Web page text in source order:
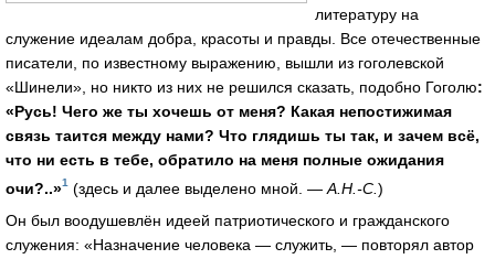
литературу на
служение идеалам добра, красоты и правды. Все отечественные
писатели, по известному выражению, вышли из гоголевской
«Шинели», но никто из них не решился сказать, подобно Гоголю:
«Русь! Чего же ты хочешь от меня? Какая непостижимая
связь таится между нами? Что глядишь ты так, и зачем всё,
что ни есть в тебе, обратило на меня полные ожидания
очи?..»1 (здесь и далее выделено мной. — А.Н.-С. )
Он был воодушевлён идеей патриотического и гражданского
служения: «Назначение человека — служить, — повторял автор